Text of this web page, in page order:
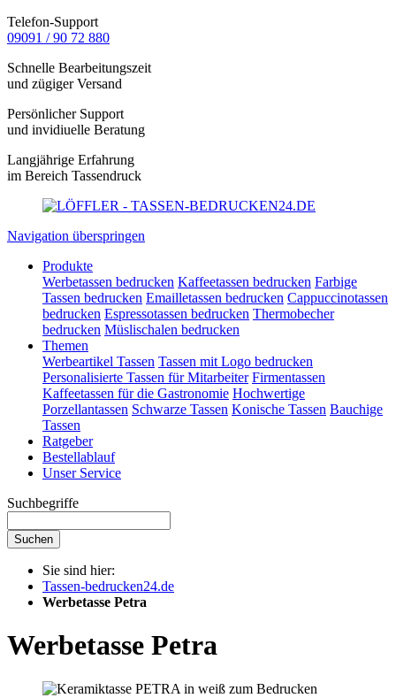
Telefon-Support
09091 / 90 72 880
Schnelle Bearbeitungszeit
und zügiger Versand
Persönlicher Support
und invidiuelle Beratung
Langjährige Erfahrung
im Bereich Tassendruck
Navigation überspringen
Produkte
Werbetassen bedrucken Kaffeetassen bedrucken Farbige
Tassen bedrucken Emailletassen bedrucken Cappuccinotassen
bedrucken Espressotassen bedrucken Thermobecher
bedrucken Müslischalen bedrucken
Themen
Werbeartikel Tassen Tassen mit Logo bedrucken
Personalisierte Tassen für Mitarbeiter Firmentassen
Kaffeetassen für die Gastronomie Hochwertige
Porzellantassen Schwarze Tassen Konische Tassen Bauchige
Tassen
Ratgeber
Bestellablauf
Unser Service
Suchbegriffe
Suchen
Sie sind hier:
Tassen-bedrucken24.de
Werbetasse Petra
Werbetasse Petra